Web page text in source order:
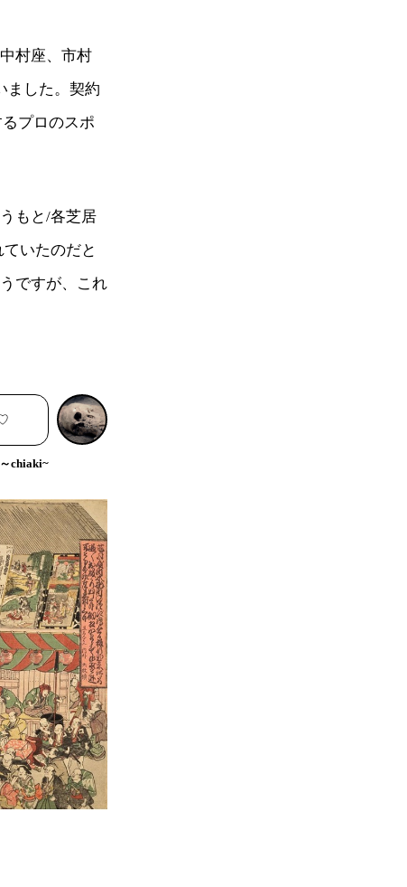
村座、市村
ました。契約
プロのスポ
もと/各芝居
いたのだと
ですが、これ
chiaki~